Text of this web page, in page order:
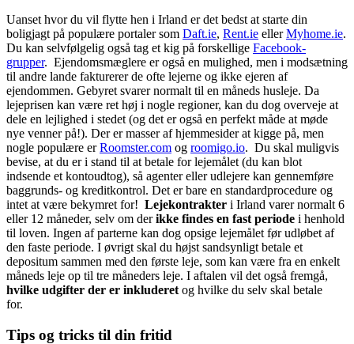
Uanset hvor du vil flytte hen i Irland er det bedst at starte din
boligjagt på populære portaler som Daft.ie, Rent.ie ellerMyhome.ie.
Du kan selvfølgelig også tag et kig på forskellige Facebook-
grupper. Ejendomsmæglere er også en mulighed, men i modsætning
til andre lande fakturerer de ofte lejerne og ikke ejeren af
ejendommen. Gebyret svarer normalt til en måneds husleje. Da
lejeprisen kan være ret høj i nogle regioner, kan du dog overveje at
dele en lejlighed i stedet (og det er også en perfekt måde at møde
nye venner på!). Der er masser af hjemmesider at kigge på, men
nogle populære erRoomster.com og roomigo.io. Du skal muligvis
bevise, at du er i stand til at betale for lejemålet (du kan blot
indsende et kontoudtog), så agenter eller udlejere kan gennemføre
baggrunds- og kreditkontrol. Det er bare en standardprocedure og
intet at være bekymret for! Lejekontrakter i Irland varer normalt 6
eller 12 måneder, selv om derikke findes en fast periode i henhold
til loven. Ingen af parterne kan dog opsige lejemålet før udløbet af
den faste periode. I øvrigt skal du højst sandsynligt betale et
depositum sammen med den første leje, som kan være fra en enkelt
måneds leje op til tre måneders leje. I aftalen vil det også fremgå,
hvilke udgifter der er inkluderet og hvilke du selv skal betale
for.
Tips og tricks til din fritid